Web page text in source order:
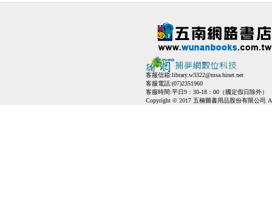
客服信箱:library.w3322@msa.hinet.net
客服電話:(07)2351960
客服時間:平日9：30-18：00（國定假日除外）
Copyright © 2017 五楠圖書用品股份有限公司